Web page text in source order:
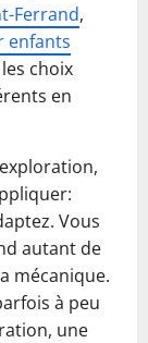
Ferrand,
enfants
choix
en
Vous
autant de
mécanique.
à peu
une